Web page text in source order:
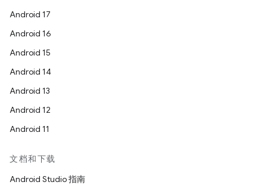
Android 17
Android 16
Android 15
Android 14
Android 13
Android 12
Android 11
文档和下载
Android Studio 指南